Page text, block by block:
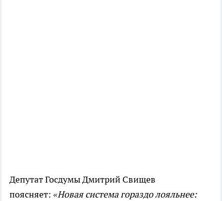
Депутат Госдумы Дмитрий Свищев
поясняет: «Новая система гораздо лояльнее: